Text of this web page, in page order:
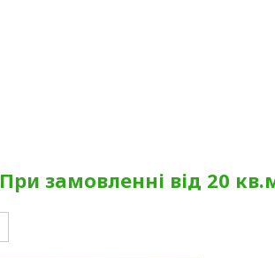
При замовленні від 20